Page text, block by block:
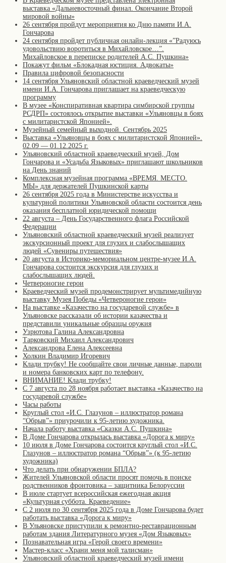
выставка «Дальневосточный финал. Окончание Второй
мировой войны»
26 сентября пройдут мероприятия ко Дню памяти И.А.
Гончарова
24 сентября пройдет публичная онлайн-лекция «”Радуюсь
удовольствию воротиться в Михайловское…”.
Михайловское в переписке родителей А.С. Пушкина»
Покажут фильм «Блокадная юстиция. Адвокаты»
Правила цифровой безопасности
14 сентября Ульяновский областной краеведческий музей
имени И.А. Гончарова приглашает на краеведческую
программу
В музее «Конспиративная квартира симбирской группы
РСДРП» состоялось открытие выставки «Ульяновцы в боях
с милитаристской Японией».
Музейный семейный выходной. Сентябрь 2025
Выставка «Ульяновцы в боях с милитаристской Японией».
02.09 — 01.12.2025 г.
Ульяновский областной краеведческий музей, Дом
Гончарова и «Усадьба Языковых» приглашают школьников
на День знаний
Комплексная музейная программа «ВРЕМЯ. МЕСТО.
МЫ» для держателей Пушкинской карты
26 сентября 2025 года в Министерстве искусства и
культурной политики Ульяновской области состоится день
оказания бесплатной юридической помощи
22 августа – День Государственного флага Российской
Федерации
Ульяновский областной краеведческий музей реализует
экскурсионный проект для глухих и слабослышащих
людей «Сувениры путешествия»
20 августа в Историко-мемориальном центре-музее И.А.
Гончарова состоится экскурсия для глухих и
слабослышащих людей.
Четвероногие герои
Краеведческий музей продемонстрирует мультимедийную
выставку Музея Победы «Четвероногие герои»
На выставке «Казачество на государевой службе» в
Ульяновске рассказали об истории казачества и
представили уникальные образцы оружия
Узрютова Галина Александровна
Тарковский Михаил Александрович
Александрова Елена Алексеевна
Холкин Владимир Игоревич
Клади трубку! Не сообщайте свои личные данные, пароли
и номера банковских карт по телефону.
ВНИМАНИЕ! Клади трубку!
С 7 августа по 28 ноября работает выставка «Казачество на
государевой службе»
Часы работы
Круглый стол «И.С. Глазунов – иллюстратор романа
“Обрыв”» приурочили к 95-летию художника.
Начала работу выставка «Сказки А.С. Пушкина»
В Доме Гончарова открылась выставка «Дорога к миру»
10 июля в Доме Гончарова состоится круглый стол «И.С.
Глазунов – иллюстратор романа “Обрыв”» (к 95-летию
художника)
Что делать при обнаружении БПЛА?
Жителей Ульяновской области просят помочь в поиске
родственников фронтовика – защитника Белоруссии
В июле стартует всероссийская ежегодная акция
«Культурная суббота. Краеведение»
С 2 июля по 30 сентября 2025 года в Доме Гончарова будет
работать выставка «Дорога к миру»
В Ульяновске приступили к ремонтно-реставрационным
работам здания Литературного музея «Дом Языковых»
Познавательная игра «Герой своего времени»
Мастер-класс «Храни меня мой талисман»
Ульяновский областной краеведческий музей имени